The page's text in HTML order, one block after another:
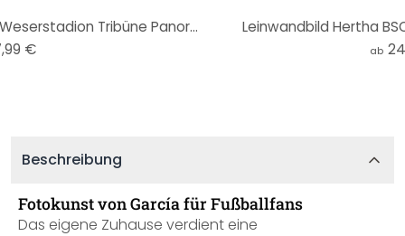
XXL Wandbild Werder Bremen Weserstadion Tribüne Panorama
€
Leinwandbild Hertha
ab
Beschreibung
Fotokunst von García für Fußballfans
Das eigene Zuhause verdient eine